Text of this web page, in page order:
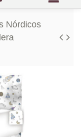
Nórdicos